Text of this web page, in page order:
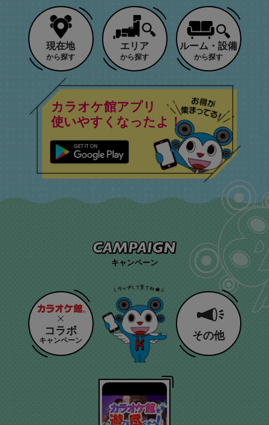
現在地
から探す
エリア
から探す
ルーム・設備
から探す
カラオケ館アプリ
使いやすくなったよ！
キャンペーン
コラボ
キャンペーン その他